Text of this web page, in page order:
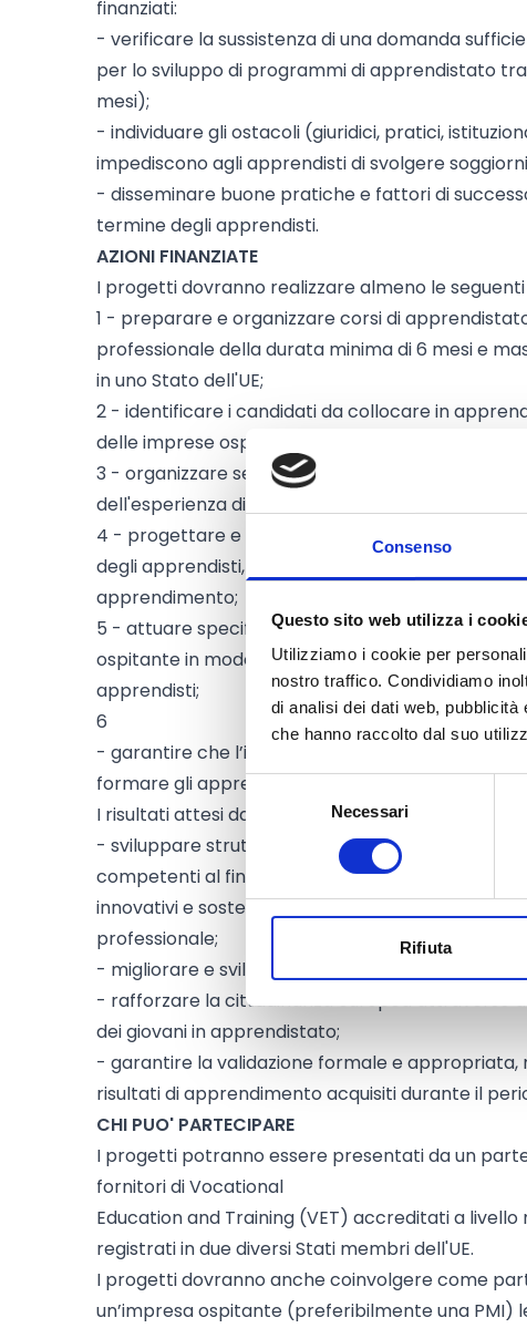
Consenso
Questo sito web utilizza i
Utilizziamo i cookie per
nostro traffico. Condividiamo
di analisi dei dati web,
che hanno raccolto dal suo
Selezione
del
consenso
Necessari
Rifiuta
finanziati:
- verificare la sussistenza di una domanda
per lo sviluppo di programmi di apprendistato
mesi);
- individuare gli ostacoli (giuridici, pratici,
impediscono agli apprendisti di svolgere
- disseminare buone pratiche e fattori di
termine degli apprendisti.
AZIONI FINANZIATE
I progetti dovranno realizzare almeno le
1 - preparare e organizzare corsi di
professionale della durata minima di 6 mesi e
in uno Stato dell'UE;
2 - identificare i candidati da collocare in
delle imprese ospitanti e delle competenze
3 - organizzare sessioni di benvenuto e corsi di
dell'esperienza di apprendistato nel paese
4 - progettare e sviluppare dettagliati contratti
degli apprendisti, incluso contenuti curricolari
apprendimento;
5 - attuare specifiche attività per facilitare
ospitante in modo da promuovere un senso di
apprendisti;
6
- garantire che l’impresa o il gruppo di imprese
formare gli apprendisti per l’intera durata del
I risultati attesi dai progetti dovranno consistere in:
- sviluppare strutture/reti di cooperazione
competenti al fine di garantire tirocini di qualità
innovativi e sostenibili per superare gli ostacoli
professionale;
- migliorare e sviluppare le competenze
- rafforzare la cittadinanza europea attraverso
dei giovani in apprendistato;
- garantire la validazione formale e appropriata,
risultati di apprendimento acquisiti durante il
CHI PUO' PARTECIPARE
I progetti potranno essere presentati da un
fornitori di Vocational
Education and Training (VET) accreditati a
registrati in due diversi Stati membri dell'UE.
I progetti dovranno anche coinvolgere come
un’impresa ospitante (preferibilmente una